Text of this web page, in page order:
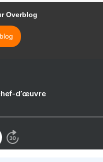
Overblog
d’œuvre